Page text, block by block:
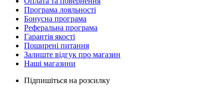
Програма лояльності
Бонусна програма
Реферальна програма
Гарантія якості
Поширені питання
Залиште відгук про магазин
Наші магазини
Підпишіться на розсилку